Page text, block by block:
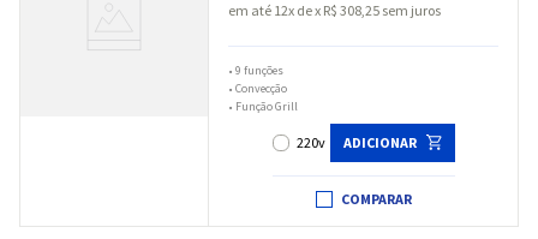
em até 12 x R$ 308,25 sem juros
• 9 funções
• Convecção
• Função Grill
COMPARAR
220v ADICIONAR